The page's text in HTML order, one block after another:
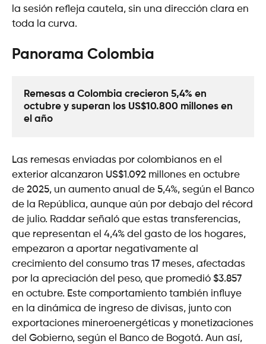
la sesión refleja cautela, sin una dirección clara en
toda la curva.
Panorama Colombia
Remesas a Colombia crecieron 5,4% en
octubre y superan los US$10.800 millones en
el año
Las remesas enviadas por colombianos en el
exterior alcanzaron US$1.092 millones en octubre
de 2025, un aumento anual de 5,4%, según el Banco
de la República, aunque aún por debajo del récord
de julio. Raddar señaló que estas transferencias,
que representan el 4,4% del gasto de los hogares,
empezaron a aportar negativamente al
crecimiento del consumo tras 17 meses, afectadas
por la apreciación del peso, que promedió $3.857
en octubre. Este comportamiento también influye
en la dinámica de ingreso de divisas, junto con
exportaciones mineroenergéticas y monetizaciones
del Gobierno, según el Banco de Bogotá. Aun así,